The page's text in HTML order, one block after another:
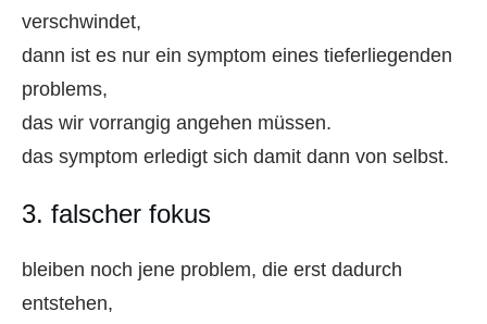
verschwindet,
dann ist es nur ein symptom eines tieferliegenden
problems,
das wir vorrangig angehen müssen.
das symptom erledigt sich damit dann von selbst.
3. falscher fokus
bleiben noch jene problem, die erst dadurch
entstehen,